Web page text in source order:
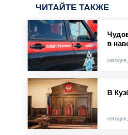
ЧИТАЙТЕ ТАКЖЕ
в
В